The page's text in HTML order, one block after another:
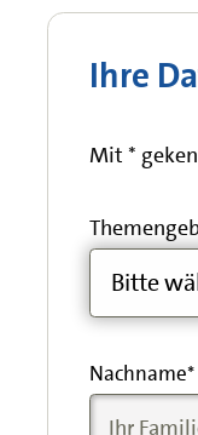
Ihre
Mit *
Nachname*